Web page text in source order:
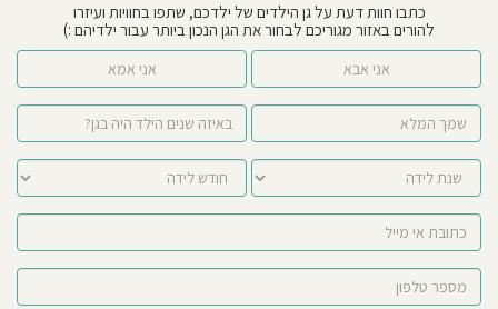
כתבו חוות דעת על גן הילדים של ילדכם, שתפו בחוויות ועיזרו
להורים באזור מגוריכם לבחור את הגן הנכון ביותר עבור ילדיהם :)
אני אמא אני אבא